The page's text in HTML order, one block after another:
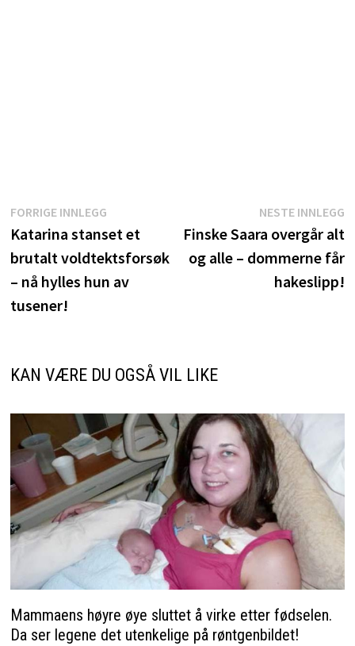
Innleggsnavigasjon
FORRIGE INNLEGGForrige
innlegg:
Katarina stanset et
brutalt voldtektsforsøk
– nå hylles hun av
tusener!
NESTE INNLEGG
Finske Saara overgår alt
og alle – dommerne får
hakeslipp!
KAN VÆRE DU OGSÅ VIL LIKE
Mammaens høyre øye sluttet å virke etter fødselen.
Da ser legene det utenkelige på røntgenbildet!